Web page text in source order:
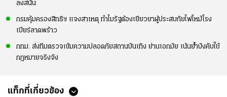
ลงสนั่น
กรมคุ้มครองสิทธิฯ แจงสาเหตุ ทำไมรัฐต้องเยียวยาผู้ประสบภัยไฟไหม้โรง
เบียร์ลาดพร้าว
กทม. ส่งทีมตรวจเข้มความปลอดภัยสถานบันเทิง ย่านเอกมัย เน้นย้ำบังคับใช้
กฎหมายจริงจัง
แท็กที่เกี่ยวข้อง